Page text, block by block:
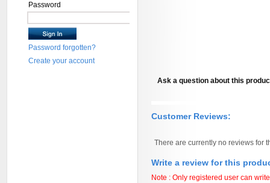
Ask a question about this
Customer Reviews:
There are currently no reviews for
Write a review for this
Note : Only registered user can
Password
Password forgotten?
Create your account